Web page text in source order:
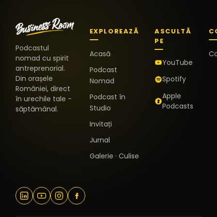
Podcastul
nomad cu spirit
antreprenorial.
Din orașele
României, direct
în urechile tale -
săptămânal.
EXPLOREAZĂ
Acasă
Podcast
Nomad
Podcast în
Studio
Invitați
Jurnal
Galerie · Culise
ASCULTĂ
PE
YouTube
Spotify
Apple
Podcasts